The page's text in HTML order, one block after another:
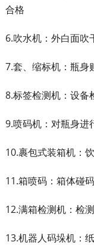
合格
6.吹水机：外白面吹
7.套、缩标机：瓶身
8.标签检测机：设备
9.喷码机：对瓶身进
10.裹包式装箱机：
11.箱喷码：箱体碰码
12.满箱检测机：检
13.机器人码垛机：